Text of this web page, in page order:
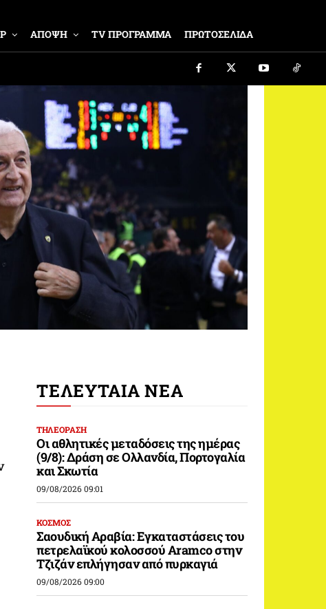
ΑΠΟΨΗ TV ΠΡΟΓΡΑΜΜΑ ΠΡΩΤΟΣΕΛΙΔΑ
ΤΕΛΕΥΤΑΙΑ ΝΕΑ
ΤΗΛΕΟΡΑΣΗ
Οι αθλητικές μεταδόσεις της ημέρας
(9/8): Δράση σε Ολλανδία, Πορτογαλία
και Σκωτία
09/08/2026 09:01
ΚΟΣΜΟΣ
Σαουδική Αραβία: Εγκαταστάσεις του
πετρελαϊκού κολοσσού Aramco στην
Τζιζάν επλήγησαν από πυρκαγιά
09/08/2026 09:00